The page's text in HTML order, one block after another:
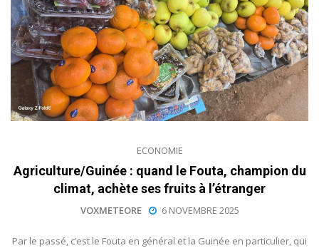
ECONOMIE
Agriculture/Guinée : quand le Fouta, champion du
climat, achète ses fruits à l’étranger
VOXMETEORE 6 NOVEMBRE 2025
Par le passé, c’est le Fouta en général et la Guinée en particulier, qui